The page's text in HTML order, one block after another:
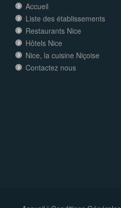
Accueil
Liste des établissements
Restaurants Nice
Hôtels Nice
Nice, la cuisine Niçoise
Contactez nous